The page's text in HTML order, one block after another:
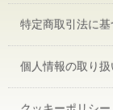
特定商取引法に
個人情報の取り扱